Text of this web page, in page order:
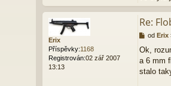
Erix
Příspěvky:1168
Registrován:02 zář 2007
13:13
Re:
P
í
s
p
od Erix
Ok,
a 6 mm
stalo